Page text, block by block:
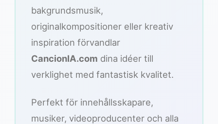
bakgrundsmusik,
originalkompositioner eller kreativ
inspiration förvandlar
CancionIA.com dina idéer till
verklighet med fantastisk kvalitet.
Perfekt för innehållsskapare,
musiker, videoproducenter och alla